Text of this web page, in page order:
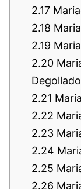
2.17
2.18
2.19
2.20
Degollado
2.21
2.22
2.23
2.24
2.25
2.26